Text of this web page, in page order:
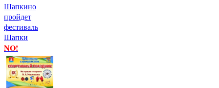
Шапкино
пройдет
фестиваль
Шапки
NO!